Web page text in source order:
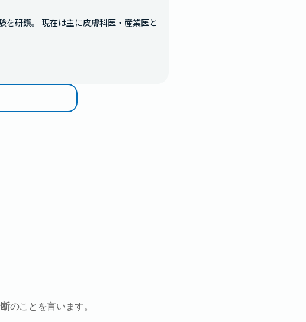
を研鑽。 現在は主に皮膚科医・産業医と
のことを言います。